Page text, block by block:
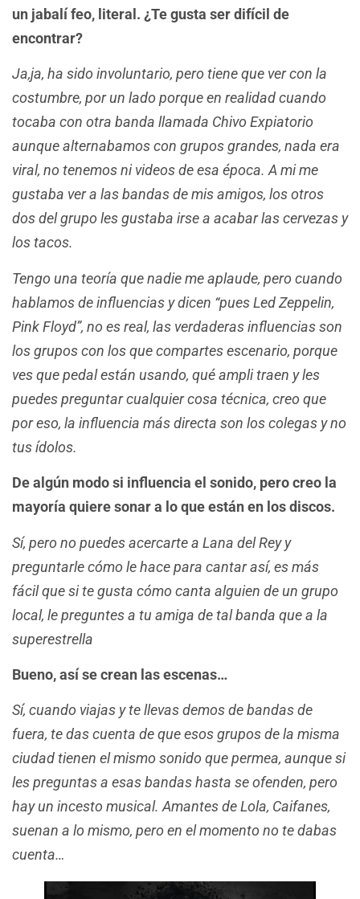
un jabalí feo, literal. ¿Te gusta ser difícil de
encontrar?
Ja,ja, ha sido involuntario, pero tiene que ver con la
costumbre, por un lado porque en realidad cuando
tocaba con otra banda llamada Chivo Expiatorio
aunque alternabamos con grupos grandes, nada era
viral, no tenemos ni videos de esa época. A mi me
gustaba ver a las bandas de mis amigos, los otros
dos del grupo les gustaba irse a acabar las cervezas y
los tacos.
Tengo una teoría que nadie me aplaude, pero cuando
hablamos de influencias y dicen “pues Led Zeppelin,
Pink Floyd”, no es real, las verdaderas influencias son
los grupos con los que compartes escenario, porque
ves que pedal están usando, qué ampli traen y les
puedes preguntar cualquier cosa técnica, creo que
por eso, la influencia más directa son los colegas y no
tus ídolos.
De algún modo si influencia el sonido, pero creo la
mayoría quiere sonar a lo que están en los discos.
Sí, pero no puedes acercarte a Lana del Rey y
preguntarle cómo le hace para cantar así, es más
fácil que si te gusta cómo canta alguien de un grupo
local, le preguntes a tu amiga de tal banda que a la
superestrella
Bueno, así se crean las escenas…
Sí, cuando viajas y te llevas demos de bandas de
fuera, te das cuenta de que esos grupos de la misma
ciudad tienen el mismo sonido que permea, aunque si
les preguntas a esas bandas hasta se ofenden, pero
hay un incesto musical. Amantes de Lola, Caifanes,
suenan a lo mismo, pero en el momento no te dabas
cuenta…